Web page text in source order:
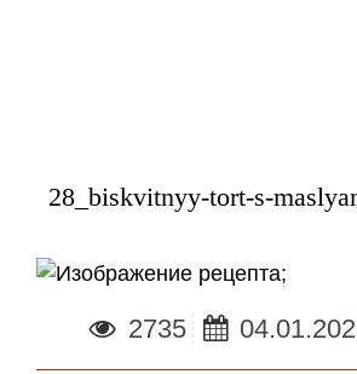
28_biskvitnyy-tort-s-
;
2735